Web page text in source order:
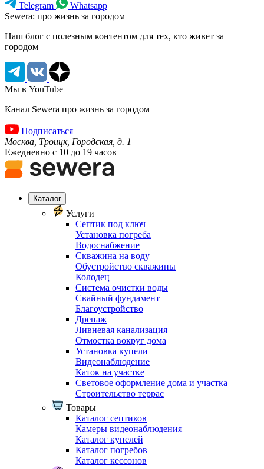
Telegram
Whatsapp
Sewera: про жизнь за городом
Наш блог c полезным контентом для тех, кто живет за
городом
Мы в YouTube
Канал Sewera про жизнь за городом
Подписаться
Москва, Троицк, Городская, д. 1
Ежедневно с 10 до 19 часов
Каталог
Услуги
Септик под ключ
Установка погреба
Водоснабжение
Скважина на воду
Обустройство скважины
Колодец
Система очистки воды
Свайный фундамент
Благоустройство
Дренаж
Ливневая канализация
Отмостка вокруг дома
Установка купели
Видеонаблюдение
Каток на участке
Световое оформление дома и участка
Строительство террас
Товары
Каталог септиков
Камеры видеонаблюдения
Каталог купелей
Каталог погребов
Каталог кессонов